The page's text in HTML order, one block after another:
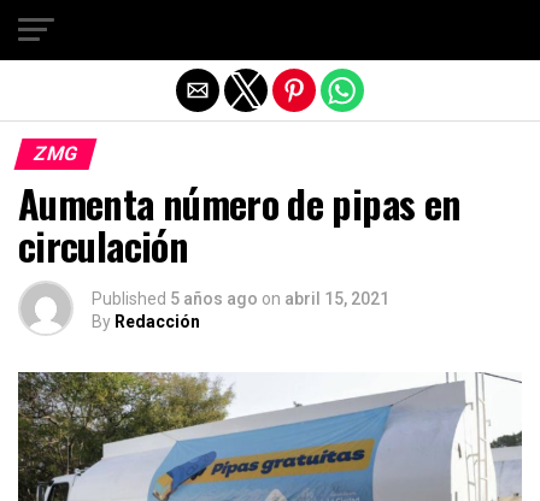
ZMG
Aumenta número de pipas en
circulación
Published 5 años ago on abril 15, 2021
By Redacción